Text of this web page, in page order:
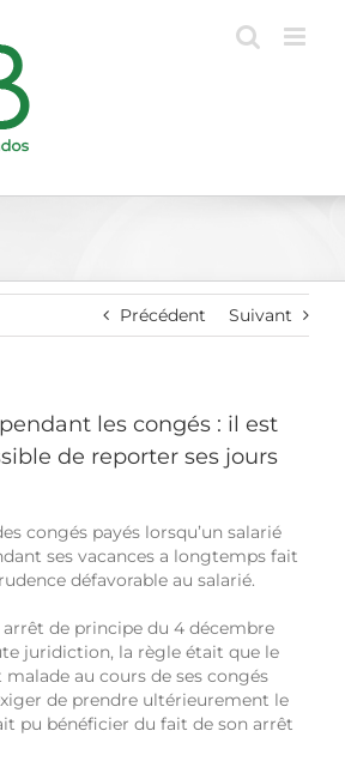
Précédent Suivant
les congés : il est
de reporter ses jours
congés payés lorsqu’un salarié
ses vacances a longtemps fait
défavorable au salarié.
arrêt de principe du 4 décembre
juridiction, la règle était que le
au cours de ses congés
de prendre ultérieurement le
pu bénéficier du fait de son arrêt